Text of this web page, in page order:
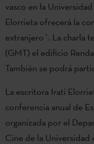
vasco en la
Elorrieta ofrecerá la
extranjero´. La charla
(GMT) el edificio
También se podrá
La escritora Irati
conferencia anual de
organizada por el
Cine de la